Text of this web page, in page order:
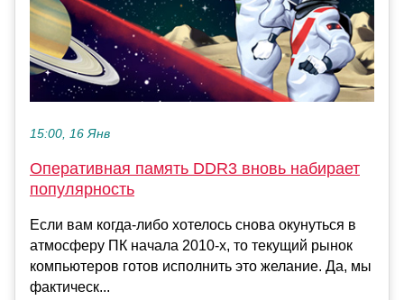
15:00, 16 Янв
Оперативная память DDR3 вновь набирает
популярность
Если вам когда-либо хотелось снова окунуться в
атмосферу ПК начала 2010-х, то текущий рынок
компьютеров готов исполнить это желание. Да, мы
фактическ...